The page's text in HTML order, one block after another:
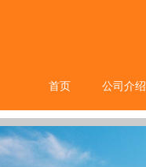
首页 公司介绍